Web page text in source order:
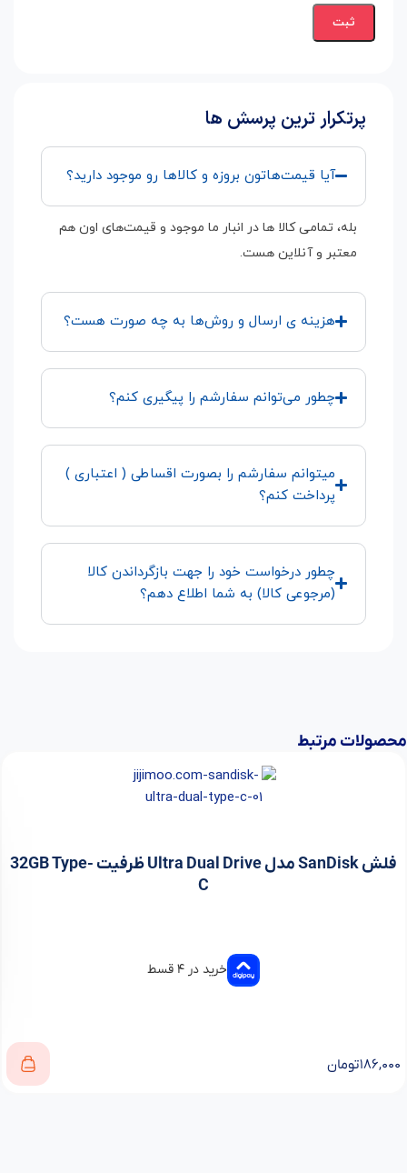
پرتکرار ترین پرسش ها
آیا قیمت‌هاتون بروزه و کالاها رو موجود دارید؟
بله، تمامی کالا ها در انبار ما موجود و قیمت‌های اون هم
معتبر و آنلاین هست.
هزینه ی ارسال و روش‌ها به چه صورت هست؟
چطور می‌توانم سفارشم را پیگیری کنم؟
میتوانم سفارشم را بصورت اقساطی ( اعتباری )
پرداخت کنم؟
چطور درخواست خود را جهت بازگرداندن کالا
(مرجوعی کالا) به شما اطلاع دهم؟
محصولات مرتبط
فلش SanDisk مدل Ultra Dual Drive ظرفیت 32GB Type-
C
خرید در ۴ قسط
۱۸۶,۰۰۰تومان